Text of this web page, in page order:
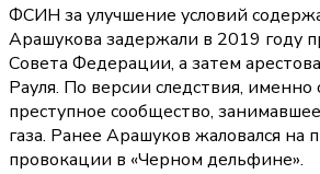
ФСИН за улучшение условий
Арашукова задержали в 2019 году
Совета Федерации, а затем
Рауля. По версии следствия, именно
преступное сообщество,
газа. Ранее Арашуков жаловался на
провокации в «Черном дельфине».